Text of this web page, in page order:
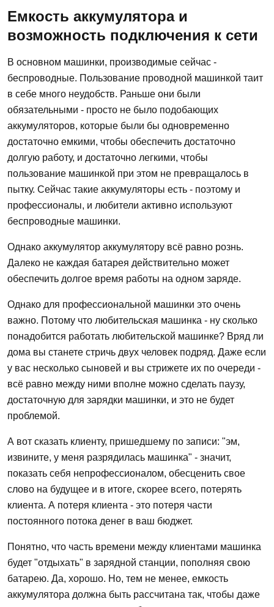
Емкость аккумулятора и
возможность подключения к сети
В основном машинки, производимые сейчас -
беспроводные. Пользование проводной машинкой таит
в себе много неудобств. Раньше они были
обязательными - просто не было подобающих
аккумуляторов, которые были бы одновременно
достаточно емкими, чтобы обеспечить достаточно
долгую работу, и достаточно легкими, чтобы
пользование машинкой при этом не превращалось в
пытку. Сейчас такие аккумуляторы есть - поэтому и
профессионалы, и любители активно используют
беспроводные машинки.
Однако аккумулятор аккумулятору всё равно рознь.
Далеко не каждая батарея действительно может
обеспечить долгое время работы на одном заряде.
Однако для профессиональной машинки это очень
важно. Потому что любительская машинка - ну сколько
понадобится работать любительской машинке? Вряд ли
дома вы станете стричь двух человек подряд. Даже если
у вас несколько сыновей и вы стрижете их по очереди -
всё равно между ними вполне можно сделать паузу,
достаточную для зарядки машинки, и это не будет
проблемой.
А вот сказать клиенту, пришедшему по записи: "эм,
извините, у меня разрядилась машинка" - значит,
показать себя непрофессионалом, обесценить свое
слово на будущее и в итоге, скорее всего, потерять
клиента. А потеря клиента - это потеря части
постоянного потока денег в ваш бюджет.
Понятно, что часть времени между клиентами машинка
будет "отдыхать" в зарядной станции, пополняя свою
батарею. Да, хорошо. Но, тем не менее, емкость
аккумулятора должна быть рассчитана так, чтобы даже